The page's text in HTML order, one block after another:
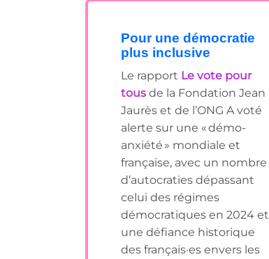
Pour une démocratie
plus inclusive
Le rapport Le vote pour
tous de la Fondation Jean
Jaurès et de l’ONG A voté
alerte sur une « démo-
anxiété » mondiale et
française, avec un nombre
d’autocraties dépassant
celui des régimes
démocratiques en 2024 et
une défiance historique
des français·es envers les